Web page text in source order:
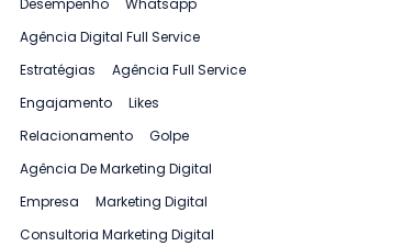
Desempenho
Whatsapp
Agência Digital Full Service
Estratégias
Agência Full Service
Engajamento
Likes
Relacionamento
Golpe
Agência De Marketing Digital
Empresa
Marketing Digital
Consultoria Marketing Digital